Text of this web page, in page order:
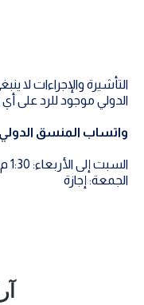
التأشيرة والإجراءات لا
الدولي موجود للرد على
واتساب المنسق
الجمعة: إجازة